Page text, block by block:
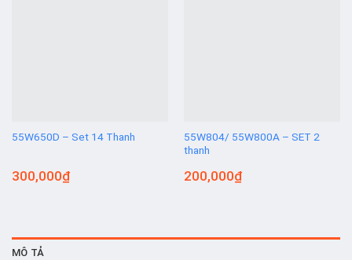
55W650D – Set 14 Thanh
300,000₫
55W804/ 55W800A – SET 2
thanh
200,000₫
MÔ TẢ